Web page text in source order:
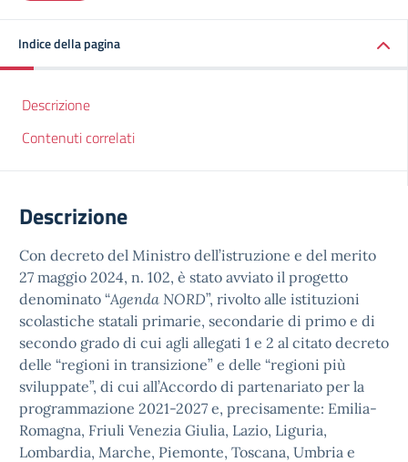
Indice della pagina
Descrizione
Contenuti correlati
Descrizione
Con decreto del Ministro dell’istruzione e del merito
27 maggio 2024, n. 102, è stato avviato il progetto
denominato “Agenda NORD”, rivolto alle istituzioni
scolastiche statali primarie, secondarie di primo e di
secondo grado di cui agli allegati 1 e 2 al citato decreto
delle “regioni in transizione” e delle “regioni più
sviluppate”, di cui all’Accordo di partenariato per la
programmazione 2021-2027 e, precisamente: Emilia-
Romagna, Friuli Venezia Giulia, Lazio, Liguria,
Lombardia, Marche, Piemonte, Toscana, Umbria e